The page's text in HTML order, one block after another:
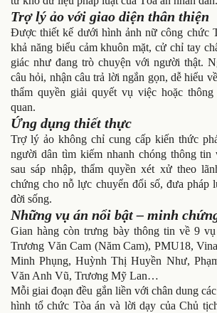
Trợ lý ảo với giao diện thân thiện
Được thiết kế dưới hình ảnh nữ công chức
khả năng biểu cảm khuôn mặt, cử chỉ tay
giác như đang trò chuyện với người thật.
câu hỏi, nhận câu trả lời ngắn gọn, dễ hiểu
thẩm quyền giải quyết vụ việc hoặc
quan.
Ứng dụng thiết thực
Trợ lý ảo không chỉ cung cấp kiến thức
người dân tìm kiếm nhanh chóng thông tin
sau sáp nhập, thẩm quyền xét xử theo
chứng cho nỗ lực chuyển đổi số, đưa pháp
đời sống.
Những vụ án nổi bật – minh
Gian hàng còn trưng bày thông tin về 9
Trương Văn Cam (Năm Cam), PMU18,
Minh Phụng, Huỳnh Thị Huyền Như,
Văn Anh Vũ, Trương Mỹ Lan…
Mỗi giai đoạn đều gắn liền với chân dung
hình tổ chức Tòa án và lời dạy của Chủ